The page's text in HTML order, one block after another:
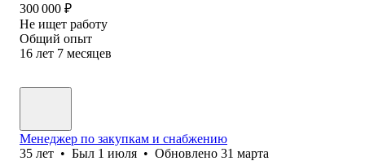
300 000 ₽
Не ищет работу
Общий опыт
16 лет 7 месяцев
Менеджер по закупкам и снабжению
35 лет • Был 1 июля • Обновлено 31 марта